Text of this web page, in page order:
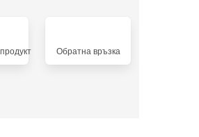
Oбратна връзка